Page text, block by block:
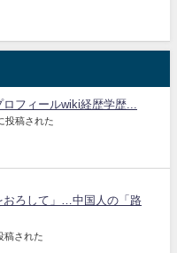
フィールwiki経歴学歴...
投稿された
おろして」…中国人の「路
稿された